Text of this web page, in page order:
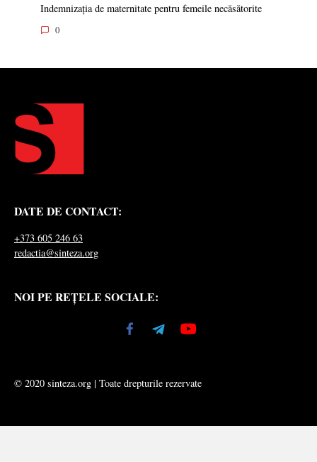
Indemnizația de maternitate pentru femeile necăsătorite
0
DATE DE CONTACT:
+373 605 246 63
redactia@sinteza.org
NOI PE REȚELE SOCIALE:
© 2020 sinteza.org | Toate drepturile rezervate